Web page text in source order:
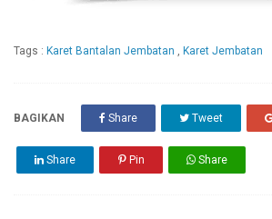
Tags : Karet Bantalan Jembatan , Karet Jembatan
BAGIKAN Share Tweet
Share Pin Share